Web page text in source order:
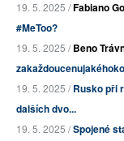
19. 5. 2025 /Fabiano
#MeToo?
19. 5. 2025 /Beno
19. 5. 2025 /Rusko při
dalších dvo...
19. 5. 2025 /Spojené